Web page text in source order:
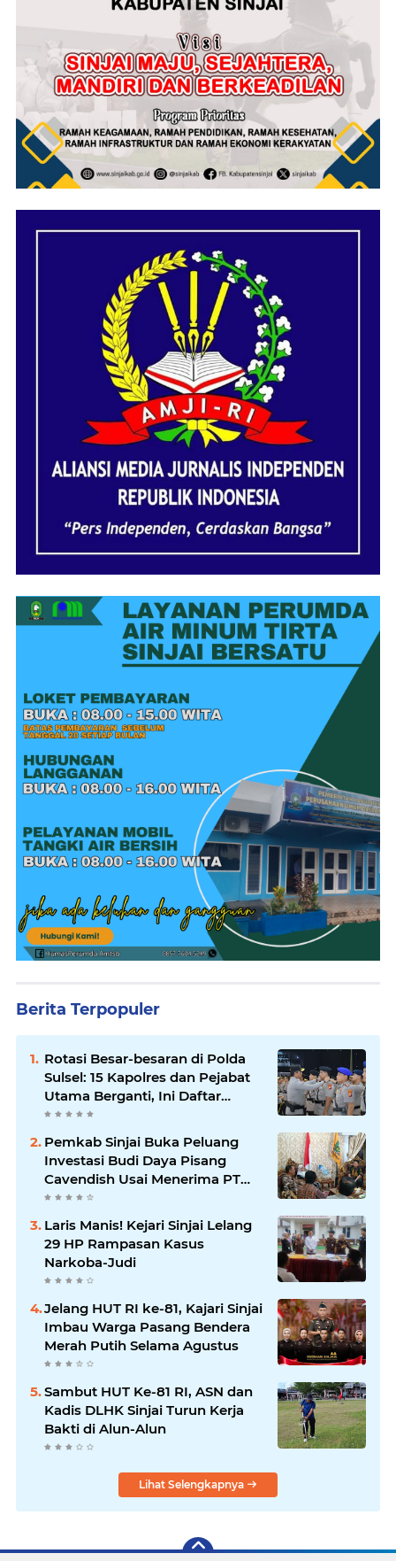
Berita Terpopuler
Rotasi Besar-besaran di Polda
Sulsel: 15 Kapolres dan Pejabat
Utama Berganti, Ini Daftar
Lengkapnya
Pemkab Sinjai Buka Peluang
Investasi Budi Daya Pisang
Cavendish Usai Menerima PT
GGF
Laris Manis! Kejari Sinjai Lelang
29 HP Rampasan Kasus
Narkoba-Judi
Jelang HUT RI ke-81, Kajari Sinjai
Imbau Warga Pasang Bendera
Merah Putih Selama Agustus
Sambut HUT Ke-81 RI, ASN dan
Kadis DLHK Sinjai Turun Kerja
Bakti di Alun-Alun
Lihat Selengkapnya